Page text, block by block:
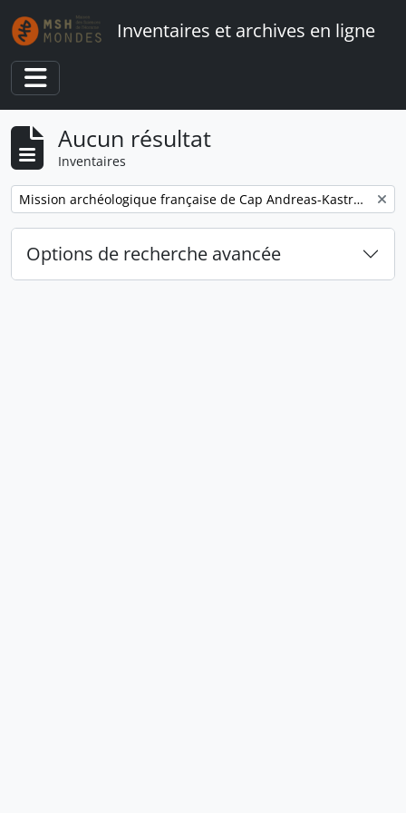
Skip to main content
Inventaires et archives en ligne
Toggle navigation
Aucun résultat
Inventaires
Remove filter: Mission archéologique française de Cap Andreas-Kastros et de Khirokitia (Chypre)
Options de recherche avancée